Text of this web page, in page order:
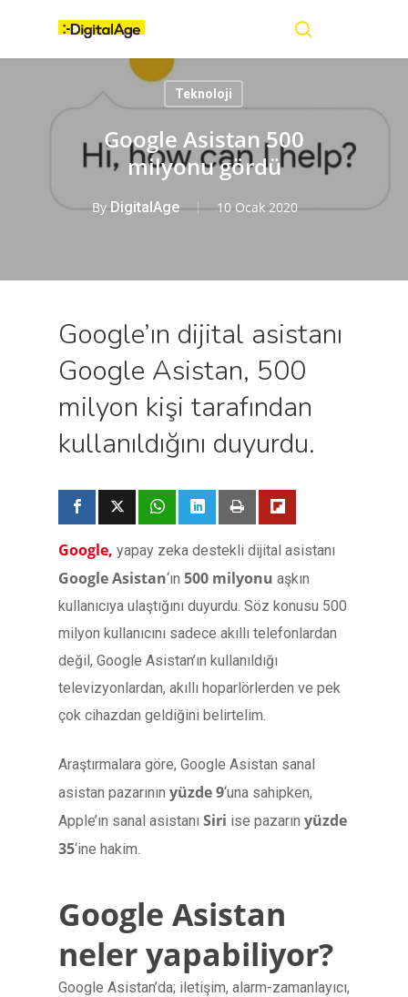
content
Teknoloji
Google Asistan 500
milyonu gördü
By DigitalAge 10 Ocak 2020
Google’ın dijital asistanı
Google Asistan, 500
milyon kişi tarafından
kullanıldığını duyurdu.
Google, yapay zeka destekli dijital asistanı
Google Asistan‘ın 500 milyonu aşkın
kullanıcıya ulaştığını duyurdu. Söz konusu 500
milyon kullanıcını sadece akıllı telefonlardan
değil, Google Asistan’ın kullanıldığı
televizyonlardan, akıllı hoparlörlerden ve pek
çok cihazdan geldiğini belirtelim.
Araştırmalara göre, Google Asistan sanal
asistan pazarının yüzde 9‘una sahipken,
Apple’ın sanal asistanı Siri ise pazarın yüzde
35‘ine hakim.
Google Asistan
neler yapabiliyor?
Google Asistan’da; iletişim, alarm-zamanlayıcı,